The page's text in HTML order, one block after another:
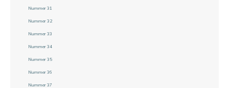
Nummer 31
Nummer 32
Nummer 33
Nummer 34
Nummer 35
Nummer 36
Nummer 37